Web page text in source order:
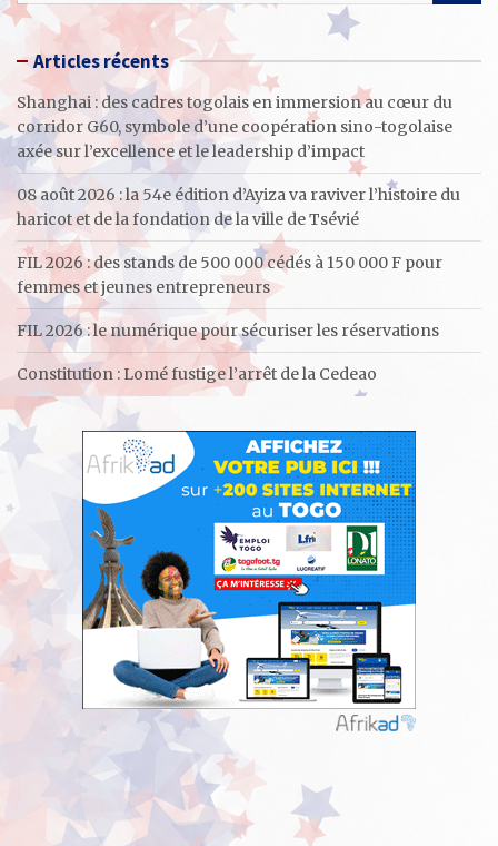
a
c Articles récents
Shanghai : des cadres togolais en immersion au cœur du
corridor G60, symbole d’une coopération sino-togolaise
axée sur l’excellence et le leadership d’impact
08 août 2026 : la 54e édition d’Ayiza va raviver l’histoire du
haricot et de la fondation de la ville de Tsévié
FIL 2026 : des stands de 500 000 cédés à 150 000 F pour
femmes et jeunes entrepreneurs
FIL 2026 : le numérique pour sécuriser les réservations
Constitution : Lomé fustige l’arrêt de la Cedeao